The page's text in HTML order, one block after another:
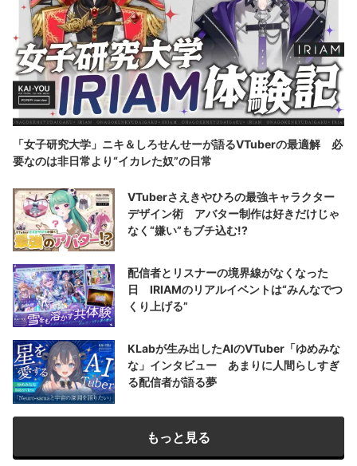
「女子研究大学」ニキ＆しろせんせーが語るVTuberの最適解 必
要なのは非日常より“イカレた奴”の日常
VTuberさえきやひろの最強キャラクター
デザイン術 アバター制作は好きだけじゃ
なく“嫌い”もブチ込む!?
配信者とリスナーの境界線がなくなった
日 IRIAMのリアルイベントは“みんなでつ
くり上げる”
KLabが生み出したAIのVTuber「ゆめみな
な」インタビュー あまりに人間らしすぎ
る配信者が語る夢
もっと見る